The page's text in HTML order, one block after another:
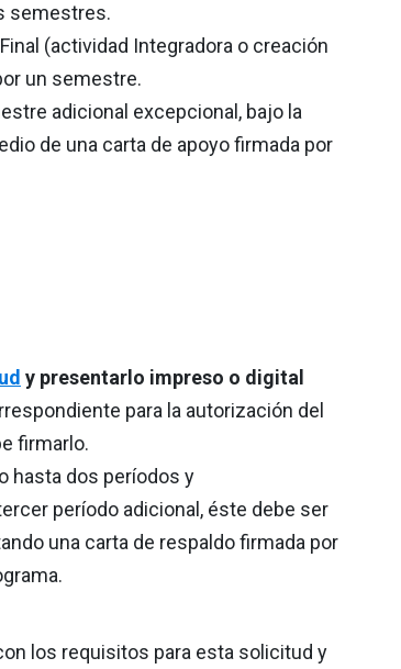
semestres.
(actividad Integradora o creación
un semestre.
adicional excepcional, bajo la
de una carta de apoyo firmada por
y presentarlo impreso o digital
para la autorización del
firmarlo.
hasta dos períodos y
período adicional, éste debe ser
una carta de respaldo firmada por
los requisitos para esta solicitud y